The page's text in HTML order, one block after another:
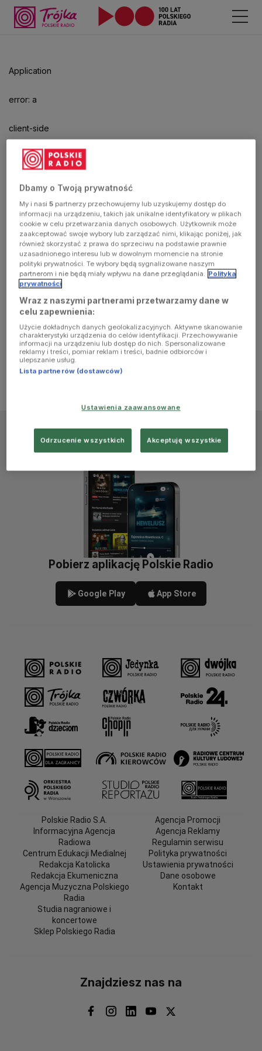
Application
error: a
client-side
exception
has
occurred
(see the
browser
console for
more
information)
Pobierz aplikację Polskie Radio
Google Play App Store
Polskie Radio S.A.
Informacyjna Agencja
Radiowa
Centrum Edukacji Medialnej
Redakcja Katolicka
Redakcja Ekumeniczna
Agencja Muzyczna Polskiego
Radia
Studia nagraniowe i
koncertowe
Sklep Polskiego Radia
Agencja Promocji
Agencja Reklamy
Regulamin serwisu
Polityka prywatności
Ustawienia prywatności
Dane osobowe
Kontakt
Znajdziesz nas na
Dbamy o Twoją prywatność
My i nasi5 partnerzy przechowujemy lub uzyskujemy dostęp do
informacji na urządzeniu, takich jak unikalne identyfikatory w plikach
cookie w celu przetwarzania danych osobowych. Użytkownik może
zaakceptować swoje wybory lub zarządzać nimi, klikając poniżej, jak
również skorzystać z prawa do sprzeciwu na podstawie prawnie
uzasadnionego interesu lub w dowolnym momencie na stronie
polityki prywatności. Te wybory będą sygnalizowane naszym
partnerom i nie będą miały wpływu na dane przeglądania. Polityka
prywatności
Wraz z naszymi partnerami przetwarzamy dane w
celu zapewnienia:
Użycie dokładnych danych geolokalizacyjnych. Aktywne skanowanie
charakterystyki urządzenia do celów identyfikacji. Przechowywanie
informacji na urządzeniu lub dostęp do nich. Spersonalizowane
reklamy i treści, pomiar reklam i treści, badnie odbiorców i
ulepszanie usług.
Lista partnerów (dostawców)
Ustawienia zaawansowane
Odrzucenie wszystkich Akceptuję wszystkie